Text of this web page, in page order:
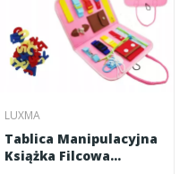
LUXMA
Tablica Manipulacyjna
Książka Filcowa...